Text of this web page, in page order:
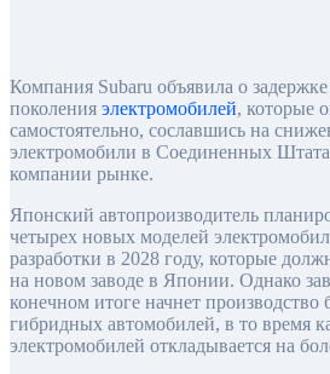
Компания Subaru объявила о
поколения электромобилей, которые
самостоятельно, сославшись на
электромобили в Соединенных
компании рынке.
Японский автопроизводитель
четырех новых моделей
разработки в 2028 году, которые
на новом заводе в Японии. Однако
конечном итоге начнет производство
гибридных автомобилей, в то время
электромобилей откладывается на